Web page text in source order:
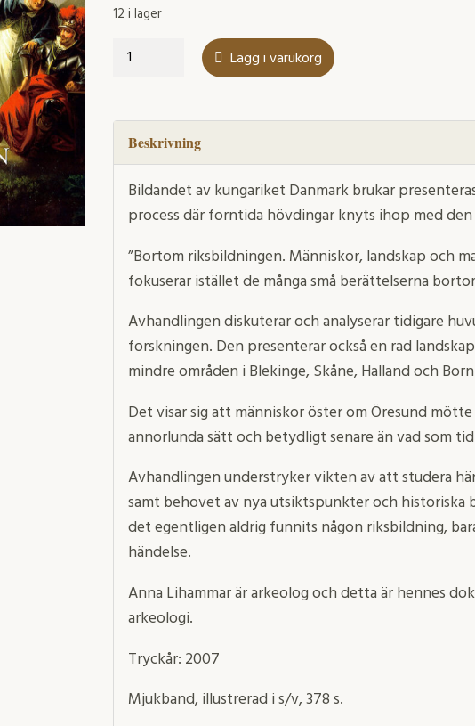
12 i lager
Bortom
Lägg i varukorg
Beskrivning
Bildandet av kungariket Danmark brukar
process där forntida hövdingar knyts ihop med
”Bortom riksbildningen. Människor, landskap och
fokuserar istället de många små berättelserna
Avhandlingen diskuterar och analyserar tidigare
forskningen. Den presenterar också en rad
mindre områden i Blekinge, Skåne, Halland och
Det visar sig att människor öster om Öresund
annorlunda sätt och betydligt senare än vad som
Avhandlingen understryker vikten av att studera
samt behovet av nya utsiktspunkter och historiska
det egentligen aldrig funnits någon riksbildning,
händelse.
Anna Lihammar är arkeolog och detta är hennes
arkeologi.
Tryckår: 2007
Mjukband, illustrerad i s/v, 378 s.